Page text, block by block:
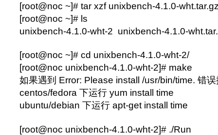
[root@noc ~]# tar xzf unixbench-4.1.0-
[root@noc ~]# ls
unixbench-4.1.0-wht-2 unixbench-4.1.0-
[root@noc ~]# cd unixbench-4.1.0-wht-2/
[root@noc unixbench-4.1.0-wht-2]# make
如果遇到 Error: Please install /usr/bin/time. 错
centos/fedora 下运行 yum install time
ubuntu/debian 下运行 apt-get install time
[root@noc unixbench-4.1.0-wht-2]# ./Run